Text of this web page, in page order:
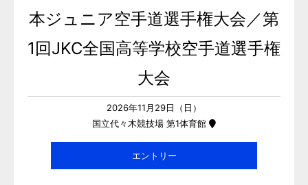
本ジュニア空手道選手権大会／第
1回JKC全国高等学校空手道選手権
大会
2026年11月29日（日）
国立代々木競技場 第1体育館
エントリー